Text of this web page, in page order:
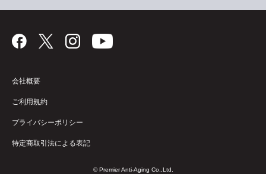
会社概要
ご利用規約
プライバシーポリシー
特定商取引法による表記
© Premier Anti-Aging Co.,Ltd.